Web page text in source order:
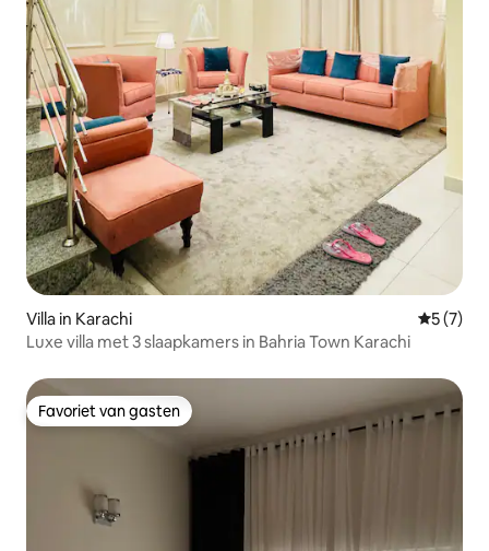
Villa in Karachi
5 (7)
Luxe villa met 3 slaapkamers in Bahria Town Karachi
Favoriet van gasten
Favoriet van gasten